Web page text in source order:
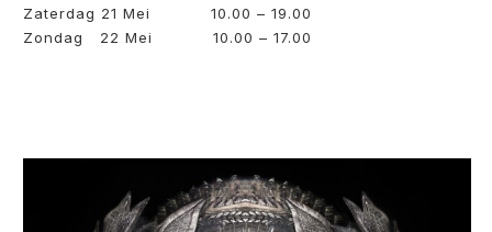
Zaterdag 21 Mei 10.00 – 19.00
Zondag 22 Mei 10.00 – 17.00